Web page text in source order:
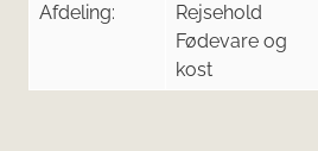
Afdeling:
Rejsehold
Fødevare og
kost